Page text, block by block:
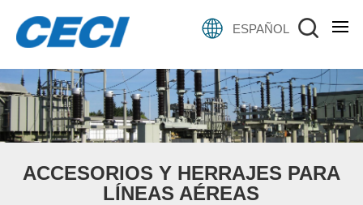
ESPAÑOL
ACCESORIOS Y HERRAJES PARA
LÍNEAS AÉREAS